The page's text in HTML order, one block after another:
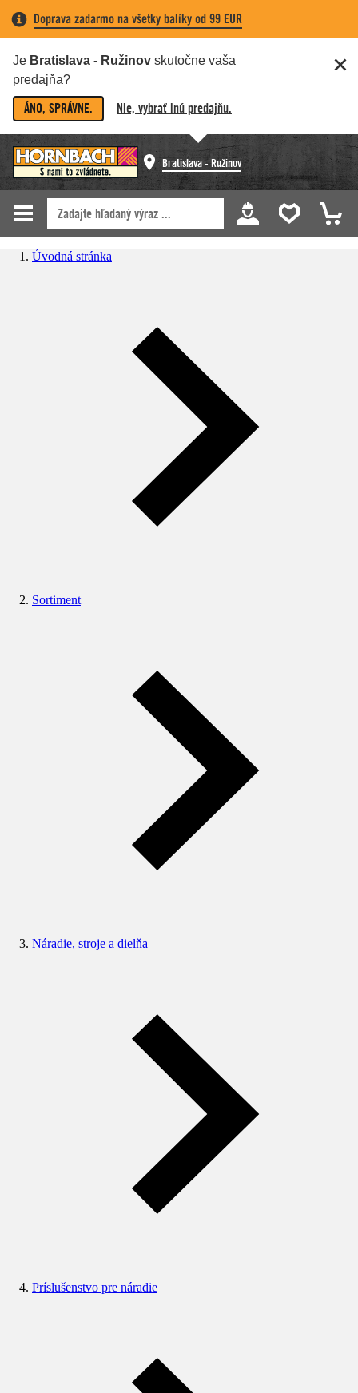
Doprava zadarmo na všetky balíky od 99 EUR
Je Bratislava - Ružinov skutočne vaša
predajňa?
ÁNO, SPRÁVNE. Nie, vybrať inú predajňu.
Bratislava - Ružinov
Úvodná stránka
Sortiment
Náradie, stroje a dielňa
Príslušenstvo pre náradie